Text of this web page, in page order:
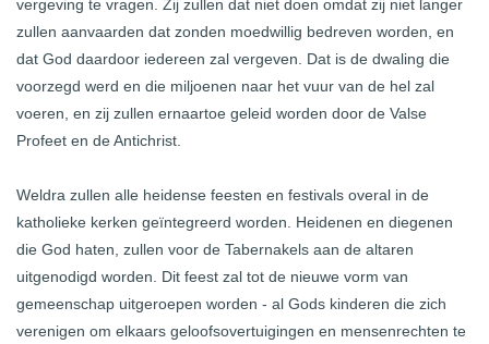
vergeving te vragen. Zij zullen dat niet doen omdat zij niet langer
zullen aanvaarden dat zonden moedwillig bedreven worden, en
dat God daardoor iedereen zal vergeven. Dat is de dwaling die
voorzegd werd en die miljoenen naar het vuur van de hel zal
voeren, en zij zullen ernaartoe geleid worden door de Valse
Profeet en de Antichrist.
Weldra zullen alle heidense feesten en festivals overal in de
katholieke kerken geïntegreerd worden. Heidenen en diegenen
die God haten, zullen voor de Tabernakels aan de altaren
uitgenodigd worden. Dit feest zal tot de nieuwe vorm van
gemeenschap uitgeroepen worden - al Gods kinderen die zich
verenigen om elkaars geloofsovertuigingen en mensenrechten te